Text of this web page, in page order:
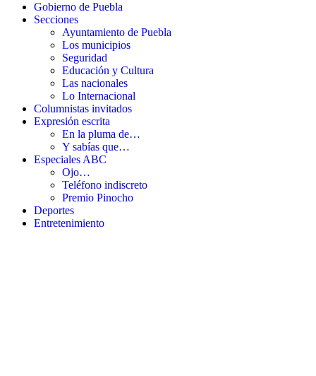
Gobierno de Puebla
Secciones
Ayuntamiento de Puebla
Los municipios
Seguridad
Educación y Cultura
Las nacionales
Lo Internacional
Columnistas invitados
Expresión escrita
En la pluma de…
Y sabías que…
Especiales ABC
Ojo…
Teléfono indiscreto
Premio Pinocho
Deportes
Entretenimiento